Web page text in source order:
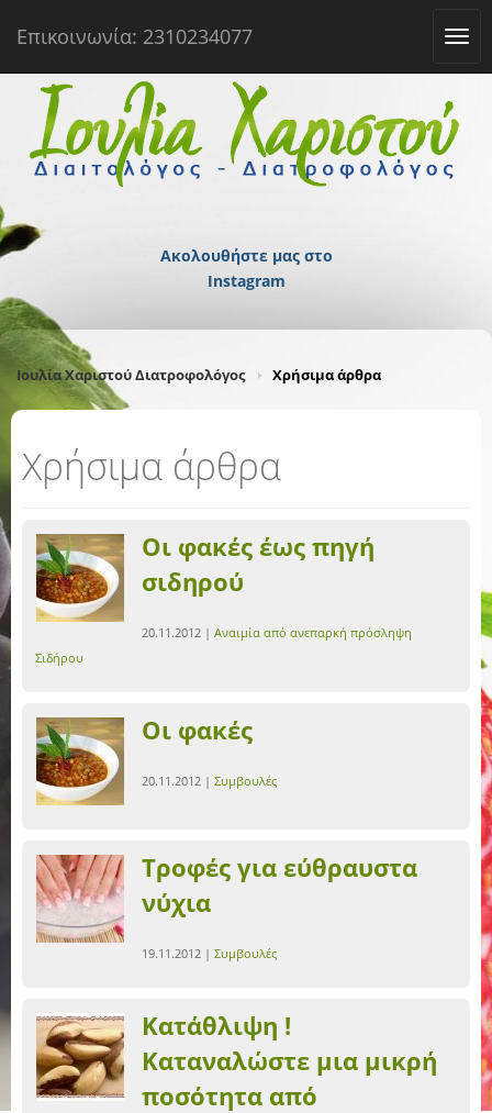
Επικοινωνία: 2310234077
Ακολουθήστε μας στο
Instagram
Ιουλία Χαριστού Διατροφολόγος Χρήσιμα άρθρα
Χρήσιμα άρθρα
Οι φακές έως πηγή
σιδηρού
20.11.2012 | Αναιμία από ανεπαρκή πρόσληψη
Σιδήρου
Οι φακές
20.11.2012 | Συμβουλές
Τροφές για εύθραυστα
νύχια
19.11.2012 | Συμβουλές
Κατάθλιψη !
Καταναλώστε μια μικρή
ποσότητα από